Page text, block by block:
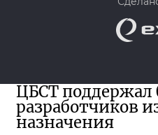
ЦБСТ поддержал
разработчиков
назначения